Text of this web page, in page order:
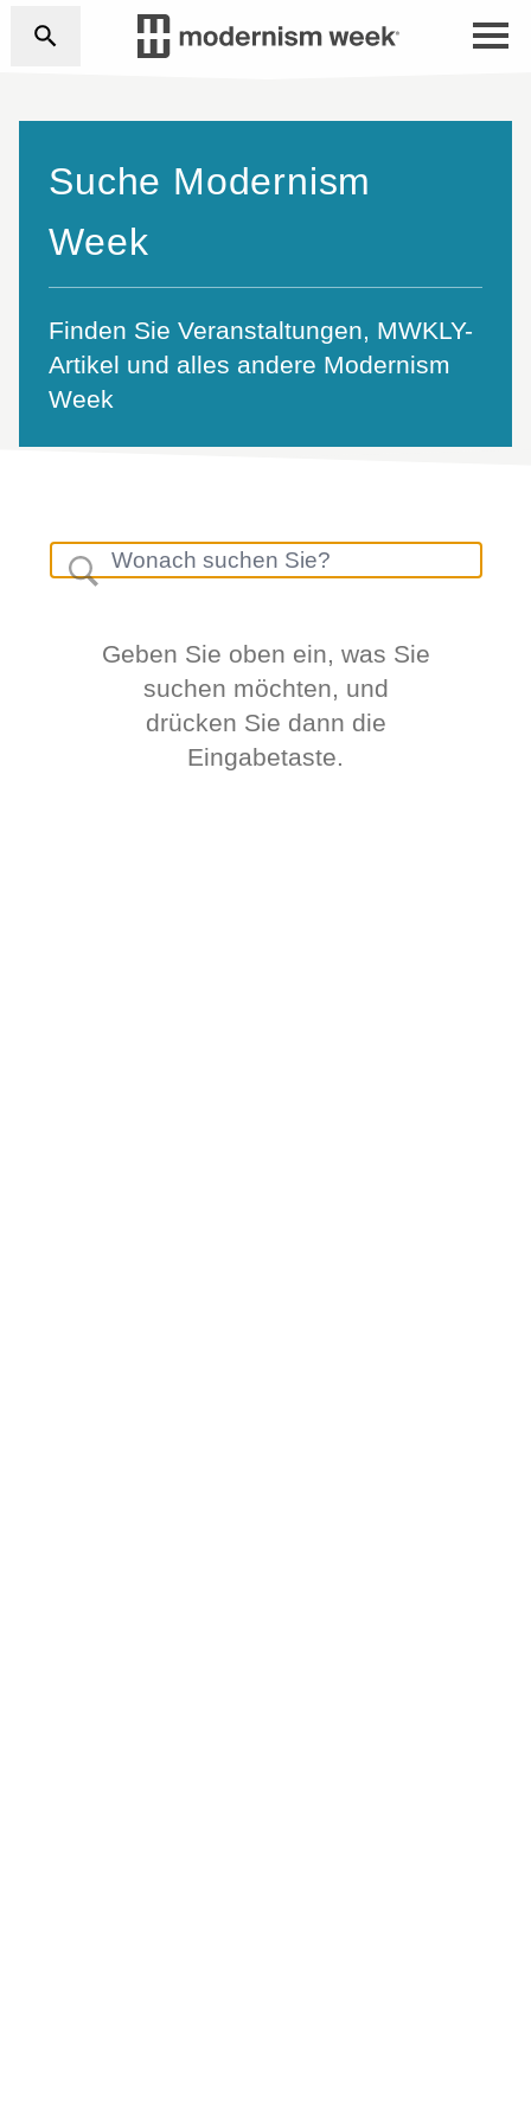
Suche Modernism
Week
Finden Sie Veranstaltungen, MWKLY-
Artikel und alles andere Modernism
Week
Geben Sie oben ein, was Sie
suchen möchten, und
drücken Sie dann die
Eingabetaste.